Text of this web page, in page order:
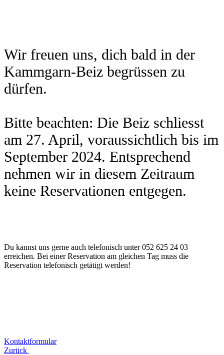
Wir freuen uns, dich bald in der
Kammgarn-Beiz begrüssen zu
dürfen.
Bitte beachten: Die Beiz schliesst
am 27. April, voraussichtlich bis im
September 2024. Entsprechend
nehmen wir in diesem Zeitraum
keine Reservationen entgegen.
Du kannst uns gerne auch telefonisch unter 052 625 24 03
erreichen. Bei einer Reservation am gleichen Tag muss die
Reservation telefonisch getätigt werden!
Kontaktformular
Zurück